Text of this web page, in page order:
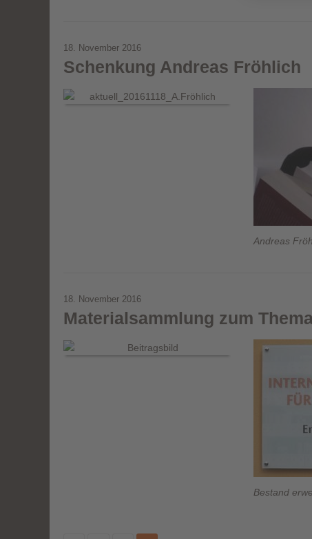
18. November 2016
Schenkung Andreas Fröhlich
Andreas
18. November 2016
Materialsammlung zum
Bestand